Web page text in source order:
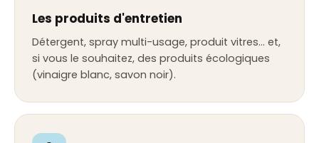
Les produits d'entretien
Détergent, spray multi-usage, produit vitres… et,
si vous le souhaitez, des produits écologiques
(vinaigre blanc, savon noir).